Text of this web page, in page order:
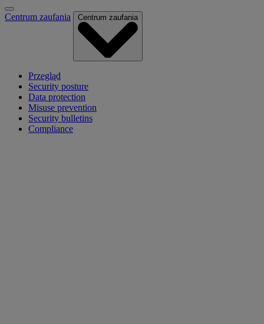
Centrum zaufania Centrum zaufania
Przegląd
Security posture
Data protection
Misuse prevention
Security bulletins
Compliance